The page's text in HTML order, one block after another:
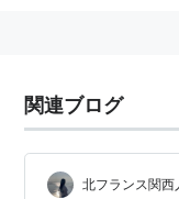
関連ブログ
北フランス関